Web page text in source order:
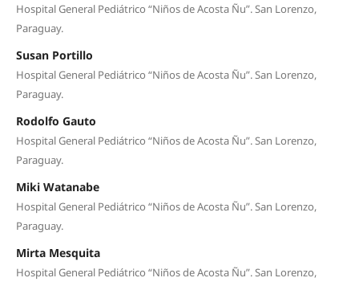
Hospital General Pediátrico “Niños de Acosta Ñu”. San Lorenzo,
Paraguay.
Susan Portillo
Hospital General Pediátrico “Niños de Acosta Ñu”. San Lorenzo,
Paraguay.
Rodolfo Gauto
Hospital General Pediátrico “Niños de Acosta Ñu”. San Lorenzo,
Paraguay.
Miki Watanabe
Hospital General Pediátrico “Niños de Acosta Ñu”. San Lorenzo,
Paraguay.
Mirta Mesquita
Hospital General Pediátrico “Niños de Acosta Ñu”. San Lorenzo,